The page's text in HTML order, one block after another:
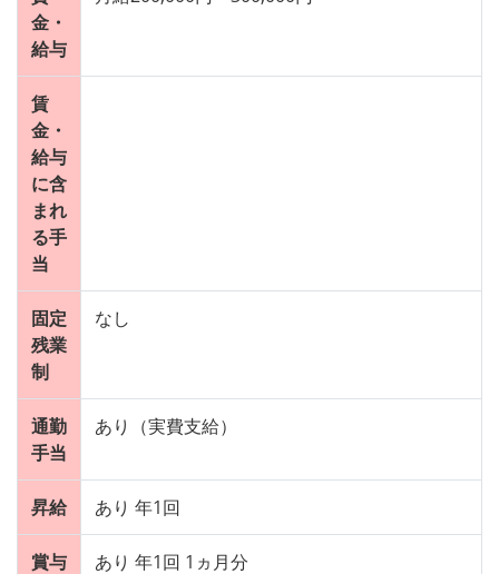
金・
給与
賃
金・
給与
に含
まれ
る手
当
固定
残業
制
なし
通勤
手当
あり（実費支給）
昇給 あり 年1回
賞与 あり 年1回 1ヵ月分